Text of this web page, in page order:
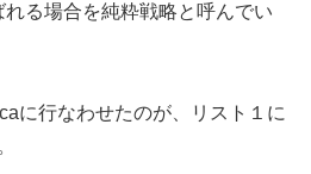
る場合を純粋戦略と呼んでい
に行なわせたのが、リスト１に